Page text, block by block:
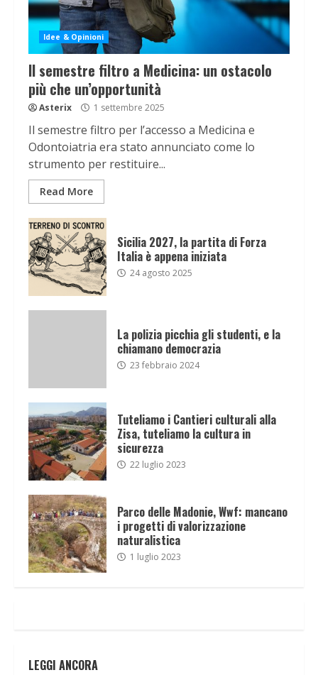
Idee & Opinioni
Il semestre filtro a Medicina: un ostacolo
più che un’opportunità
Asterix 1 settembre 2025
Il semestre filtro per l’accesso a Medicina e
Odontoiatria era stato annunciato come lo
strumento per restituire...
Read More
Sicilia 2027, la partita di Forza
Italia è appena iniziata
24 agosto 2025
La polizia picchia gli studenti, e la
chiamano democrazia
23 febbraio 2024
Tuteliamo i Cantieri culturali alla
Zisa, tuteliamo la cultura in
sicurezza
22 luglio 2023
Parco delle Madonie, Wwf: mancano
i progetti di valorizzazione
naturalistica
1 luglio 2023
LEGGI ANCORA